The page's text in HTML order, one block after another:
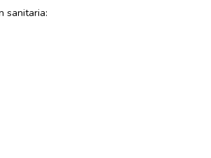
sanitaria: